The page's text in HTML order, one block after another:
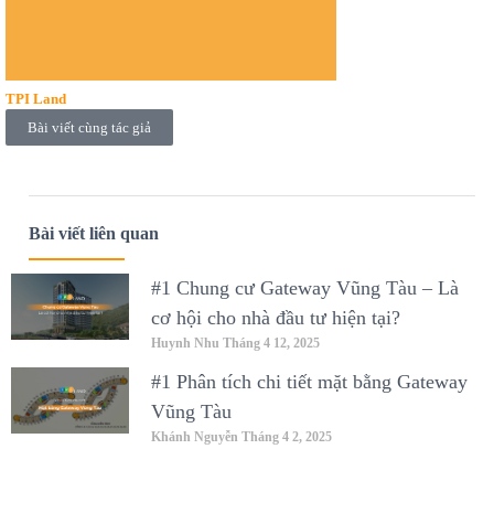
TPI Land
Bài viết cùng tác giả
Bài viết liên quan
#1 Chung cư Gateway Vũng Tàu – Là
cơ hội cho nhà đầu tư hiện tại?
Huynh Nhu Tháng 4 12, 2025
#1 Phân tích chi tiết mặt bằng Gateway
Vũng Tàu
Khánh Nguyễn Tháng 4 2, 2025